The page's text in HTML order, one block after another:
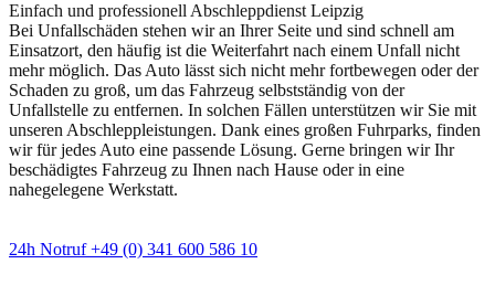
Einfach und professionell Abschleppdienst Leipzig
Bei Unfallschäden stehen wir an Ihrer Seite und sind schnell am
Einsatzort, den häufig ist die Weiterfahrt nach einem Unfall nicht
mehr möglich. Das Auto lässt sich nicht mehr fortbewegen oder der
Schaden zu groß, um das Fahrzeug selbstständig von der
Unfallstelle zu entfernen. In solchen Fällen unterstützen wir Sie mit
unseren Abschleppleistungen. Dank eines großen Fuhrparks, finden
wir für jedes Auto eine passende Lösung. Gerne bringen wir Ihr
beschädigtes Fahrzeug zu Ihnen nach Hause oder in eine
nahegelegene Werkstatt.
24h Notruf +49 (0) 341 600 586 10